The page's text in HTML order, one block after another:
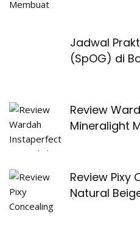
Jadwal
(SpOG) di
Review
Mineralight
Review Pixy
Natural